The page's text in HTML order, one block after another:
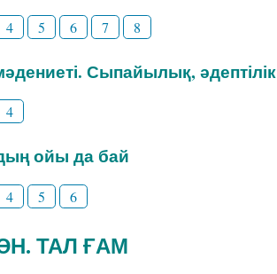
4 5 6 7 8
Сыпайылық, әдептілік
4
дың ойы да бай
4 5 6
ТАЛ ҒАМ